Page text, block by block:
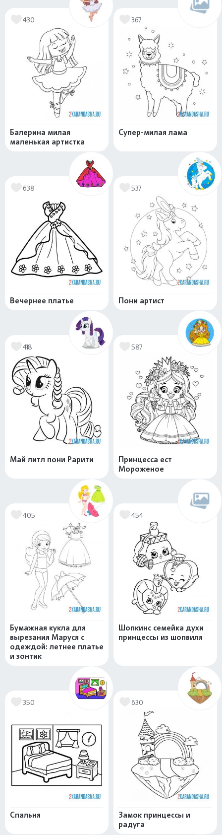
430
Балерина милая
маленькая артистка
367
Супер-милая лама
638
Вечернее платье
537
Пони артист
418
Май литл пони Рарити
587
Принцесса ест
Мороженое
405
Бумажная кукла для
вырезания Маруся с
одеждой: летнее платье
и зонтик
454
Шопкинс семейка духи
принцессы из шопвиля
350
Спальня
630
Замок принцессы и
радуга